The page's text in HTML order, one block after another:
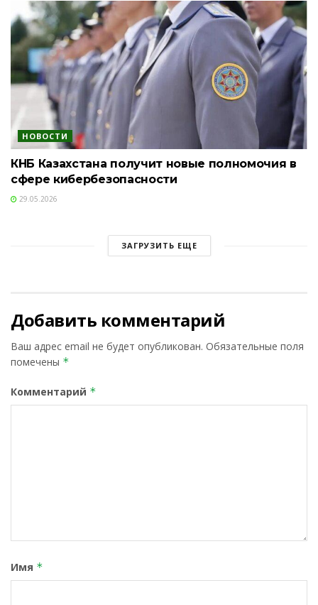
НОВОСТИ
КНБ Казахстана получит новые полномочия в
сфере кибербезопасности
29.05.2026
ЗАГРУЗИТЬ ЕЩЕ
Добавить комментарий
Ваш адрес email не будет опубликован. Обязательные поля
помечены *
Комментарий *
Имя *